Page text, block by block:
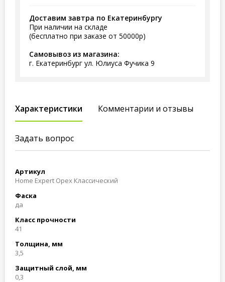
Доставим завтра по Екатеринбургу
При наличии на складе
(бесплатно при заказе от 50000р)
Самовывоз из магазина:
г. Екатеринбург ул. Юлиуса Фучика 9
Характеристики Комментарии и отзывы
Задать вопрос
Артикул
Home Expert Орех Классический
Фаска
да
Класс прочности
41
Толщина, мм
3,5
Защитный слой, мм
0,3